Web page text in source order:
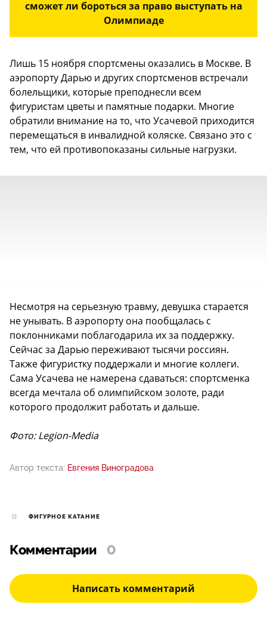
сможет ли бороться за право выступать на
Олимпиаде
Лишь 15 ноября спортсмены оказались в Москве. В
аэропорту Дарью и других спортсменов встречали
болельщики, которые преподнесли всем
фигуристам цветы и памятные подарки. Многие
обратили внимание на то, что Усачевой приходится
перемещаться в инвалидной коляске. Связано это с
тем, что ей противопоказаны сильные нагрузки.
Несмотря на серьезную травму, девушка старается
не унывать. В аэропорту она пообщалась с
поклонниками поблагодарила их за поддержку.
Сейчас за Дарью переживают тысячи россиян.
Также фигуристку поддержали и многие коллеги.
Сама Усачева не намерена сдаваться: спортсменка
всегда мечтала об олимпийском золоте, ради
которого продолжит работать и дальше.
Фото: Legion-Media
Автор текста: Евгения Виноградова
ФИГУРНОЕ КАТАНИЕ
Комментарии 0
Написать комментарий